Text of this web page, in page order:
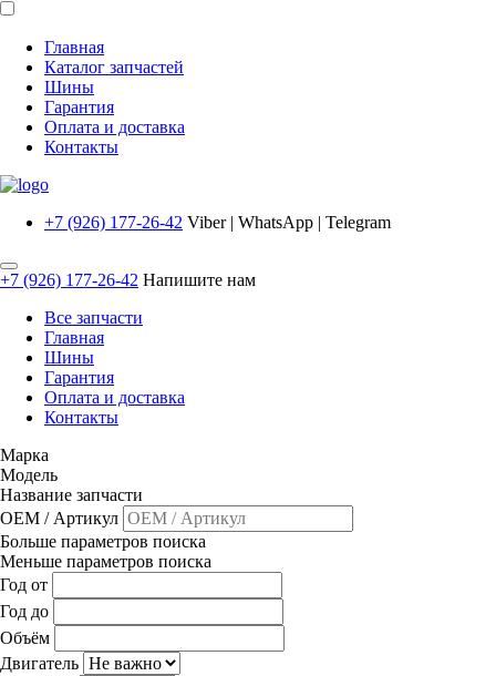
Главная
Каталог запчастей
Шины
Гарантия
Оплата и доставка
Контакты
+7 (926) 177-26-42 Viber | WhatsApp | Telegram
+7 (926) 177-26-42 Напишите нам
Все запчасти
Главная
Шины
Гарантия
Оплата и доставка
Контакты
Марка
Модель
Название запчасти
OEM / Артикул
Больше параметров поиска
Меньше параметров поиска
Год от
Год до
Объём
Двигатель